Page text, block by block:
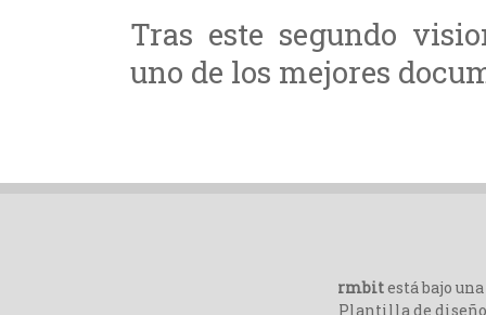
Tras este segundo
uno de los mejores
rmbitestá bajo una
Plantilla de